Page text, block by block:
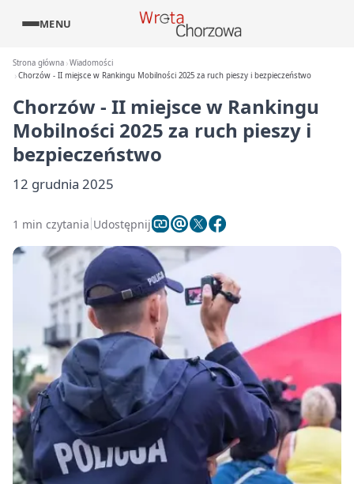
MENU
Strona główna Wiadomości
Chorzów - II miejsce w Rankingu Mobilności 2025 za ruch pieszy i bezpieczeństwo
Chorzów - II miejsce w Rankingu
Mobilności 2025 za ruch pieszy i
bezpieczeństwo
12 grudnia 2025
1 min czytania Udostępnij